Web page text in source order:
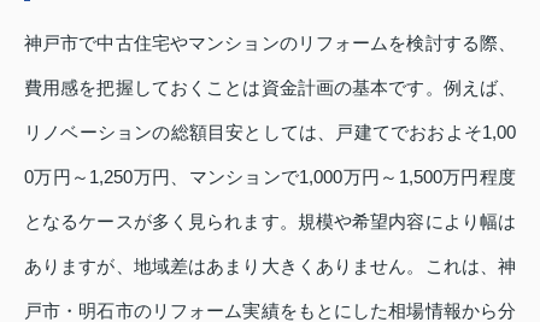
神戸市で中古住宅やマンションのリフォームを検討する際、
費用感を把握しておくことは資金計画の基本です。例えば、
リノベーションの総額目安としては、戸建てでおおよそ1,00
0万円～1,250万円、マンションで1,000万円～1,500万円程度
となるケースが多く見られます。規模や希望内容により幅は
ありますが、地域差はあまり大きくありません。これは、神
戸市・明石市のリフォーム実績をもとにした相場情報から分